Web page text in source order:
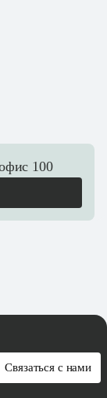
100
Связаться с нами